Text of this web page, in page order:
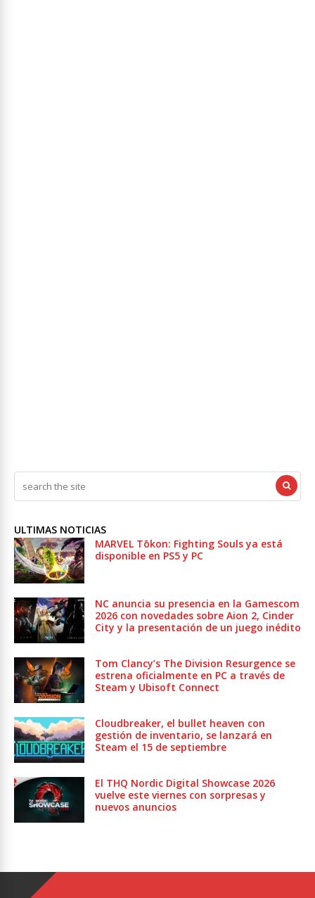
ULTIMAS NOTICIAS
MARVEL Tōkon: Fighting Souls ya está
disponible en PS5 y PC
NC anuncia su presencia en la Gamescom
2026 con novedades sobre Aion 2, Cinder
City y la presentación de un juego inédito
Tom Clancy’s The Division Resurgence se
estrena oficialmente en PC a través de
Steam y Ubisoft Connect
Cloudbreaker, el bullet heaven con
gestión de inventario, se lanzará en
Steam el 15 de septiembre
El THQ Nordic Digital Showcase 2026
vuelve este viernes con sorpresas y
nuevos anuncios